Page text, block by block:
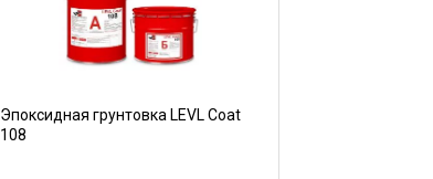
Эпоксидная грунтовка LEVL Coat
108